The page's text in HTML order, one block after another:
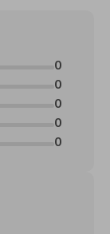
0
0
0
0
0